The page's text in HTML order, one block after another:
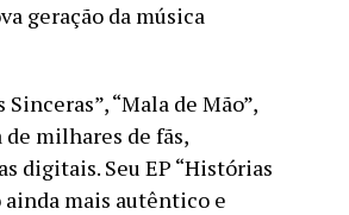
geração da música
“Mala de Mão”,
milhares de fãs,
digitais. Seu EP “Histórias
mais autêntico e